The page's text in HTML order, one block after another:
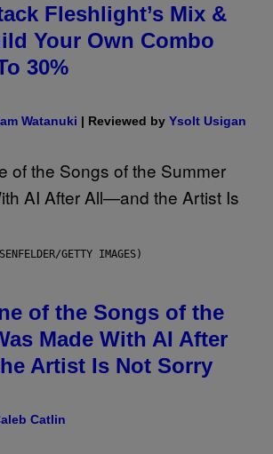
Fleshlight’s Mix &
Your Own Combo
30%
Watanuki | Reviewed by Ysolt Usigan
GETTY IMAGES)
of the Songs of the
Made With AI After
Artist Is Not Sorry
Catlin